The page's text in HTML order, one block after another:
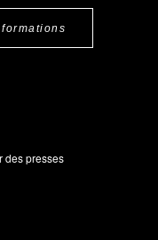
des presses